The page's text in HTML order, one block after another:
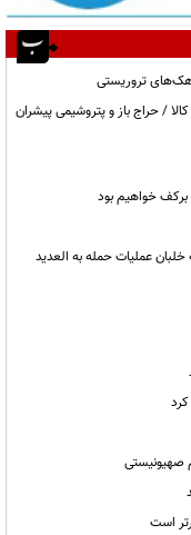
بورس کالا / حراج باز و پتروشیمی پیشران
برکف خواهیم بود
عملیات حمله به العدید
صهیونیستی
است